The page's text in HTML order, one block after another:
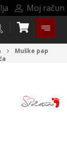
Moj račun
Muške pap